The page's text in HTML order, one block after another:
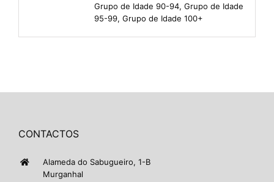
Grupo de Idade 90-94, Grupo de Idade
95-99, Grupo de Idade 100+
CONTACTOS
Alameda do Sabugueiro, 1-B
Murganhal